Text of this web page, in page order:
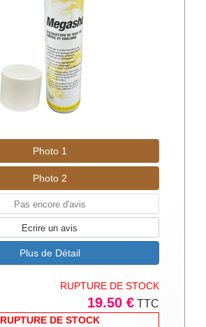
Photo 1
Photo 2
Pas encore d'avis
Ecrire un avis
Plus de Détail
RUPTURE DE STOCK
19.50 € TTC
RUPTURE DE STOCK